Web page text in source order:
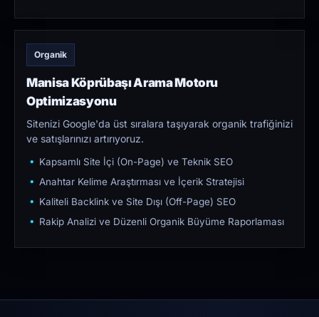
Organik
Manisa Köprübaşı Arama Motoru
Optimizasyonu
Sitenizi Google'da üst sıralara taşıyarak organik trafiğinizi
ve satışlarınızı artırıyoruz.
Kapsamlı Site İçi (On-Page) ve Teknik SEO
Anahtar Kelime Araştırması ve İçerik Stratejisi
Kaliteli Backlink ve Site Dışı (Off-Page) SEO
Rakip Analizi ve Düzenli Organik Büyüme Raporlaması